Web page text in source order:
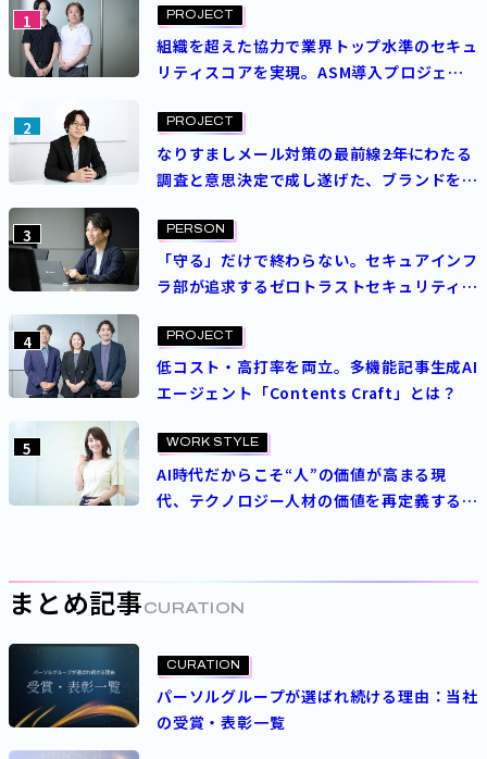
1 PROJECT
組織を超えた協力で業界トップ水準のセキュ
リティスコアを実現。ASM導入プロジェク
2 PROJECT
なりすましメール対策の最前線――2年にわたる
調査と意思決定で成し遂げた、ブランドを守
3 PERSON
「守る」だけで終わらない。セキュアインフ
ラ部が追求するゼロトラストセキュリティの
4 PROJECT
低コスト・高打率を両立。多機能記事生成AI
エージェント「Contents Craft」とは？
5 WORK STYLE
AI時代だからこそ“人”の価値が高まる現
代、テクノロジー人材の価値を再定義する
まとめ記事 CURATION
CURATION
パーソルグループが選ばれ続ける理由：当社
の受賞・表彰一覧